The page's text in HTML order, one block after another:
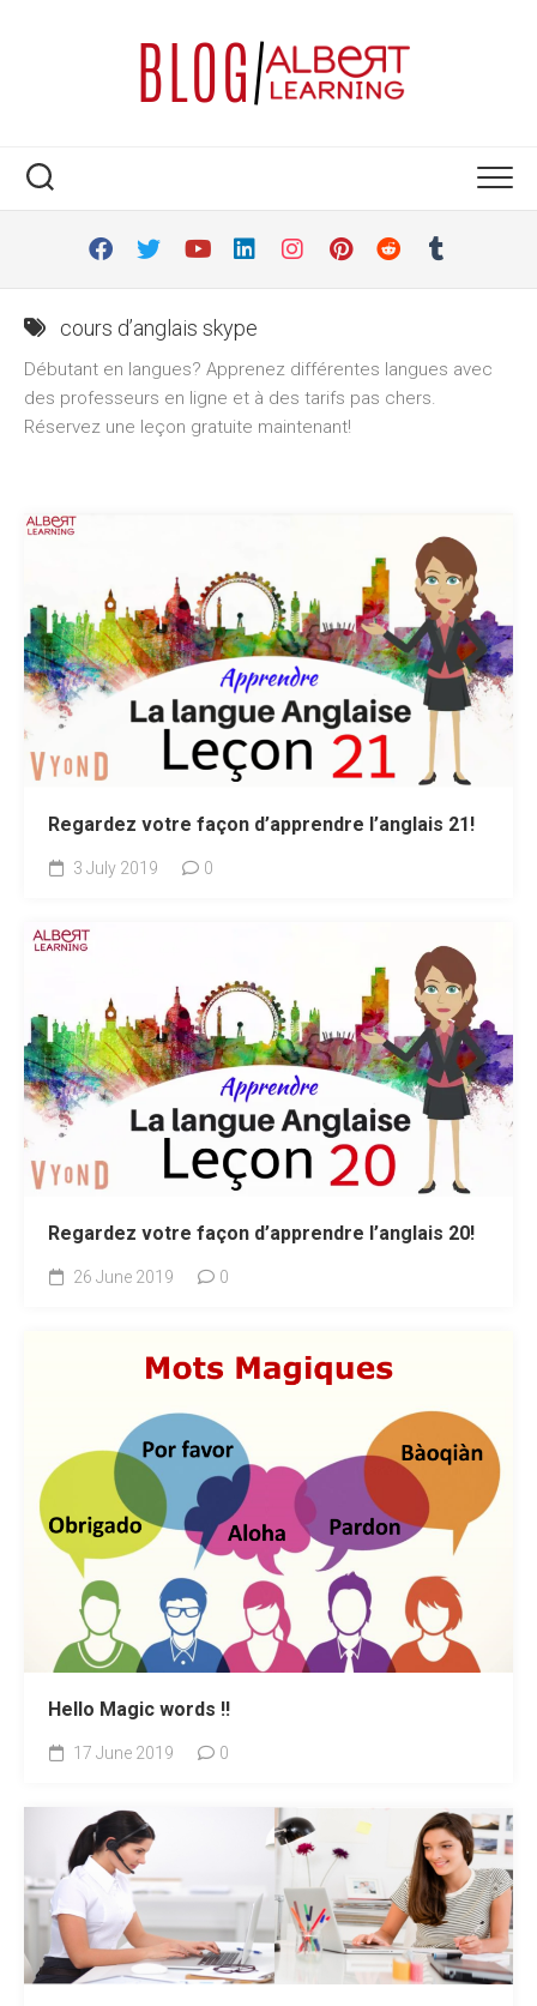
cours d’anglais skype
Débutant en langues? Apprenez différentes langues avec
des professeurs en ligne et à des tarifs pas chers.
Réservez une leçon gratuite maintenant!
Regardez votre façon d’apprendre l’anglais 21!
3 July 2019 0
Regardez votre façon d’apprendre l’anglais 20!
26 June 2019 0
Hello Magic words !!
17 June 2019 0